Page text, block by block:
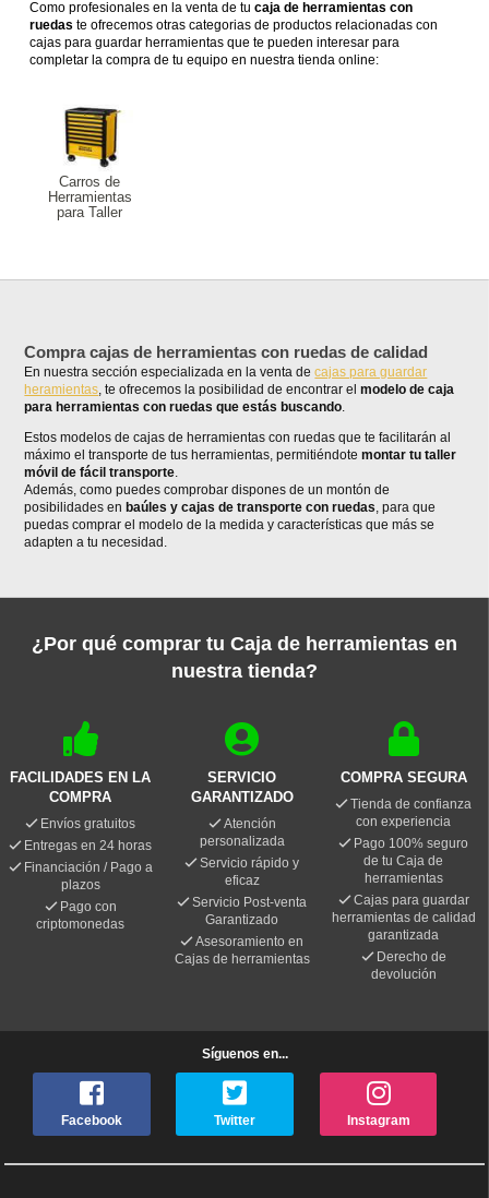
Como profesionales en la venta de tucaja de herramientas con
ruedas te ofrecemos otras categorias de productos relacionadas con
cajas para guardar herramientas que te pueden interesar para
completar la compra de tu equipo en nuestra tienda online:
Carros de
Herramientas
para Taller
Compra cajas de herramientas con ruedas de calidad
En nuestra sección especializada en la venta decajas para guardar
heramientas, te ofrecemos la posibilidad de encontrar elmodelo de caja
para herramientas con ruedas que estás buscando.
Estos modelos de cajas de herramientas con ruedas que te facilitarán al
máximo el transporte de tus herramientas, permitiéndotemontar tu taller
móvil de fácil transporte.
Además, como puedes comprobar dispones de un montón de
posibilidades en baúles y cajas de transporte con ruedas, para que
puedas comprar el modelo de la medida y características que más se
adapten a tu necesidad.
¿Por qué comprar tu Caja de herramientas en
nuestra tienda?
FACILIDADES EN LA
COMPRA
Envíos gratuitos
Entregas en 24 horas
Financiación / Pago a
plazos
Pago con
criptomonedas
SERVICIO
GARANTIZADO
Atención
personalizada
Servicio rápido y
eficaz
Servicio Post-venta
Garantizado
Asesoramiento en
Cajas de herramientas
COMPRA SEGURA
Tienda de confianza
con experiencia
Pago 100% seguro
de tu Caja de
herramientas
Cajas para guardar
herramientas de calidad
garantizada
Derecho de
devolución
Síguenos en...
Facebook Twitter Instagram